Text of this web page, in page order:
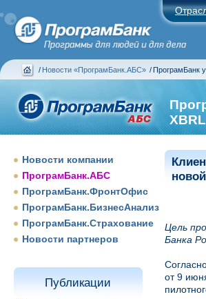
/ Новости «ПрограмБанк.АБС» / ПрограмБанк
Новости компании
ПрограмБанк.АБС
ПрограмБанк.ФронтОфис
ПрограмБанк.БизнесАнализ
ПрограмБанк.Страхование
Новости партнеров
Публикации
Цель
Банка
от 9